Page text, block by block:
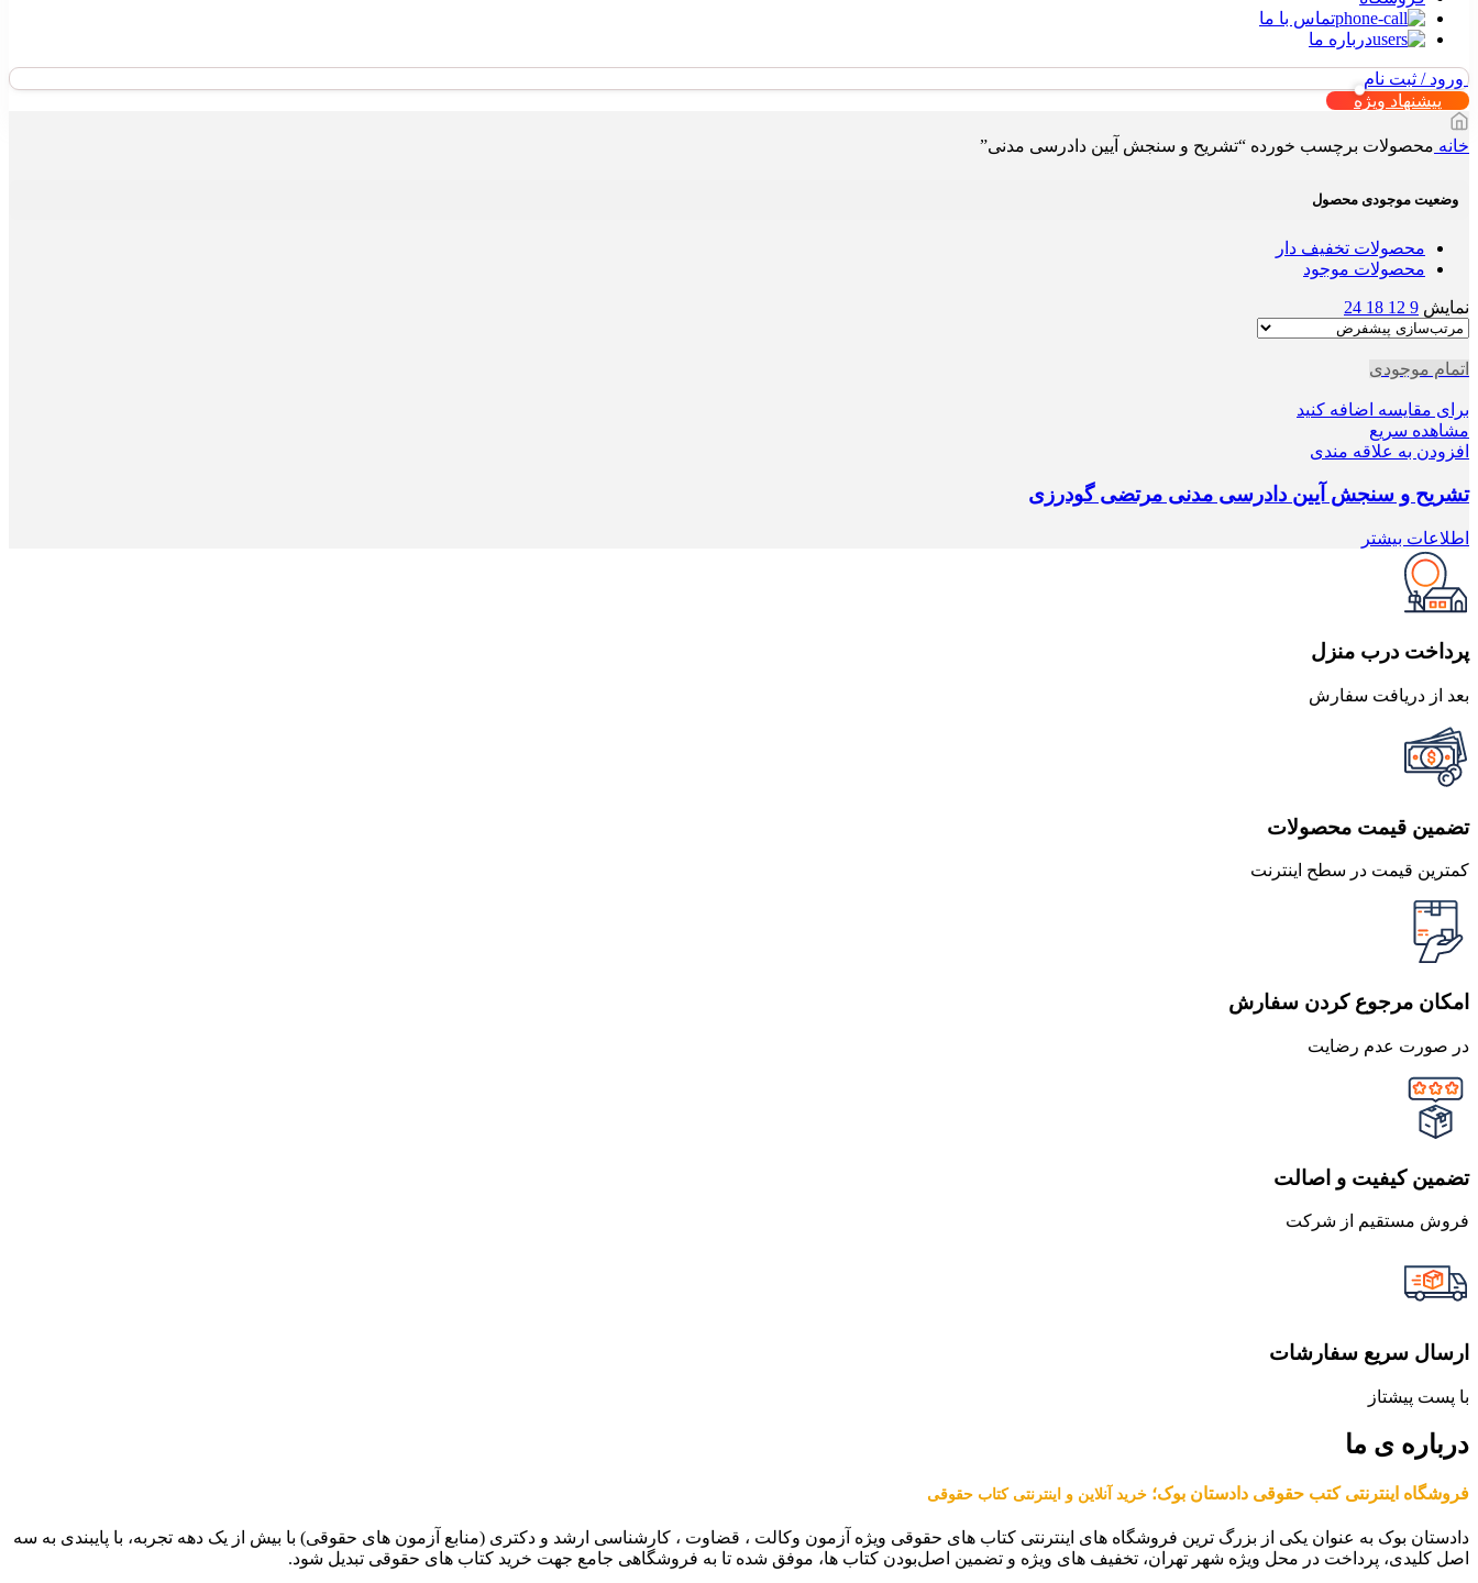
تماس با ما
درباره ما
ورود / ثبت نام
پیشنهاد ویژه
خانه محصولات برچسب خورده “تشریح و سنجش آیین دادرسی مدنی”
وضعیت موجودی محصول
محصولات تخفیف دار
محصولات موجود
نمایش 9
12
18
24
اتمام موجودی
برای مقایسه اضافه کنید
مشاهده سریع
افزودن به علاقه مندی
تشریح و سنجش آیین دادرسی مدنی مرتضی گودرزی
اطلاعات بیشتر
پرداخت درب منزل
بعد از دریافت سفارش
تضمین قیمت محصولات
کمترین قیمت در سطح اینترنت
امکان مرجوع کردن سفارش
در صورت عدم رضایت
تضمین کیفیت و اصالت
فروش مستقیم از شرکت
ارسال سریع سفارشات
با پست پیشتاز
درباره ی ما
فروشگاه اینترنتی کتب حقوقی دادستان بوک؛ خرید آنلاین و اینترنتی کتاب حقوقی
دادستان بوک به عنوان یکی از بزرگ ترین فروشگاه های اینترنتی کتاب های حقوقی ویژه آزمون وکالت ، قضاوت ، کارشناسی ارشد و دکتری (منابع آزمون های حقوقی) با بیش از یک دهه تجربه، با پایبندی به سه
اصل کلیدی، پرداخت در محل ویژه شهر تهران، تخفیف های ویژه و تضمین اصل‌بودن کتاب ها، موفق شده تا به فروشگاهی جامع جهت خرید کتاب های حقوقی تبدیل شود.